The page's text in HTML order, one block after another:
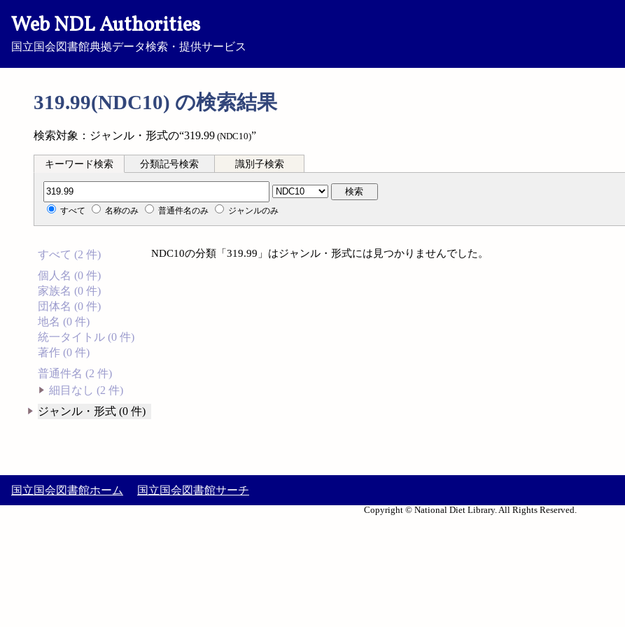
Web NDL Authorities
国立国会図書館典拠データ検索・提供サービス
319.99(NDC10) の検索結果
検索対象：ジャンル・形式の“319.99 (NDC10)”
キーワード検索 分類記号検索 識別子検索
分類記号検索 検索
すべて 名称のみ 普通件名のみ ジャンルのみ
すべて (2 件)
個人名 (0 件)
家族名 (0 件)
団体名 (0 件)
地名 (0 件)
統一タイトル (0 件)
著作 (0 件)
普通件名 (2 件)
細目なし (2 件)
ジャンル・形式 (0 件)
NDC10の分類「319.99」はジャンル・形式には見つかりませんでした。
国立国会図書館ホーム 国立国会図書館サーチ
Copyright © National Diet Library. All Rights Reserved.